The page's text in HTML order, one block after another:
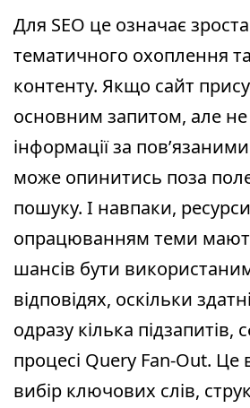
Для SEO це означає
тематичного охоплення
контенту. Якщо сайт
основним запитом, але не
інформації за
може опинитись поза
пошуку. І навпаки,
опрацюванням теми
шансів бути
відповідях, оскільки
одразу кілька
процесі Query Fan-Out. Це
вибір ключових слів,